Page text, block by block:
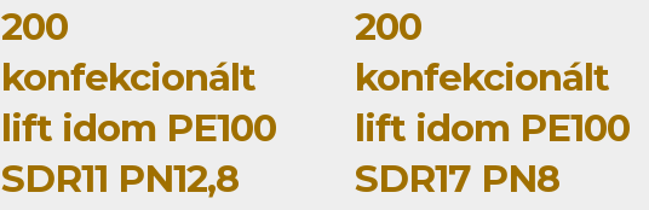
200
konfekcionált
lift idom PE100
SDR11 PN12,8
200
konfekcionált
lift idom PE100
SDR17 PN8